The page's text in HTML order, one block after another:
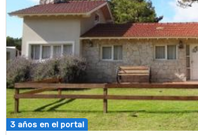
3 años en el portal